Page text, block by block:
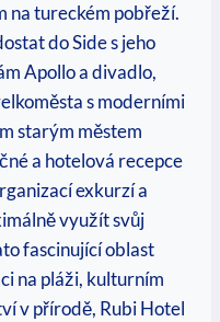
na tureckém pobřeží.
do Side s jeho
Apollo a divadlo,
s moderními
starým městem
a hotelová recepce
exkurzí a
využít svůj
fascinující oblast
na pláži, kulturním
v přírodě, Rubi Hotel